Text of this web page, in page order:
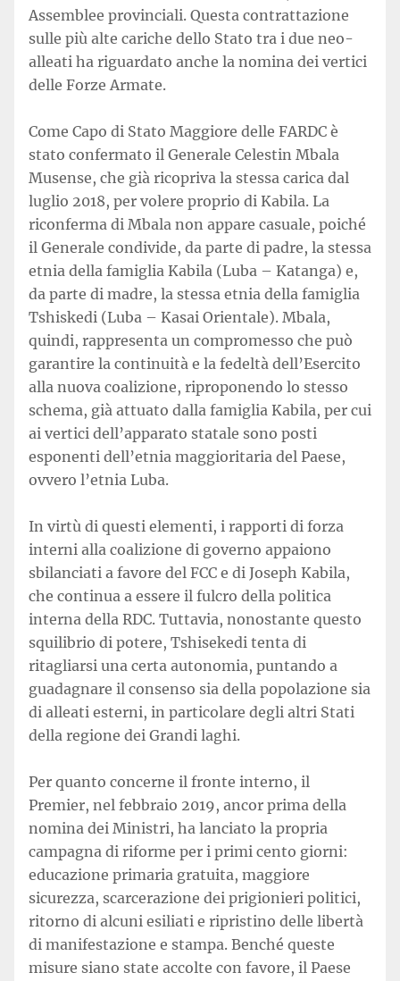
Assemblee provinciali. Questa contrattazione
sulle più alte cariche dello Stato tra i due neo-
alleati ha riguardato anche la nomina dei vertici
delle Forze Armate.
Come Capo di Stato Maggiore delle FARDC è
stato confermato il Generale Celestin Mbala
Musense, che già ricopriva la stessa carica dal
luglio 2018, per volere proprio di Kabila. La
riconferma di Mbala non appare casuale, poiché
il Generale condivide, da parte di padre, la stessa
etnia della famiglia Kabila (Luba – Katanga) e,
da parte di madre, la stessa etnia della famiglia
Tshiskedi (Luba – Kasai Orientale). Mbala,
quindi, rappresenta un compromesso che può
garantire la continuità e la fedeltà dell’Esercito
alla nuova coalizione, riproponendo lo stesso
schema, già attuato dalla famiglia Kabila, per cui
ai vertici dell’apparato statale sono posti
esponenti dell’etnia maggioritaria del Paese,
ovvero l’etnia Luba.
In virtù di questi elementi, i rapporti di forza
interni alla coalizione di governo appaiono
sbilanciati a favore del FCC e di Joseph Kabila,
che continua a essere il fulcro della politica
interna della RDC. Tuttavia, nonostante questo
squilibrio di potere, Tshisekedi tenta di
ritagliarsi una certa autonomia, puntando a
guadagnare il consenso sia della popolazione sia
di alleati esterni, in particolare degli altri Stati
della regione dei Grandi laghi.
Per quanto concerne il fronte interno, il
Premier, nel febbraio 2019, ancor prima della
nomina dei Ministri, ha lanciato la propria
campagna di riforme per i primi cento giorni:
educazione primaria gratuita, maggiore
sicurezza, scarcerazione dei prigionieri politici,
ritorno di alcuni esiliati e ripristino delle libertà
di manifestazione e stampa. Benché queste
misure siano state accolte con favore, il Paese